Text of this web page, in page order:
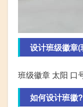
设计班级徽章(
班级徽章 太阳 口
如何设计班徽?